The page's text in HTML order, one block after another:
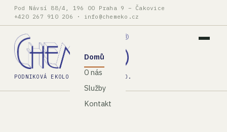
Pod Návsí 88/4, 196 00 Praha 9 – Čakovice
+420 267 910 206 · info@chemeko.cz
PODNIKOVÁ EKOLOGIE, SPOL. S R.O.
Domů
O nás
Služby
Kontakt